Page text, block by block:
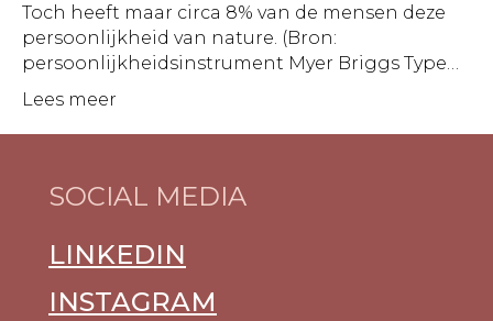
Toch heeft maar circa 8% van de mensen deze
persoonlijkheid van nature. (Bron:
persoonlijkheidsinstrument Myer Briggs Type…
Lees meer
SOCIAL MEDIA
LINKEDIN
INSTAGRAM